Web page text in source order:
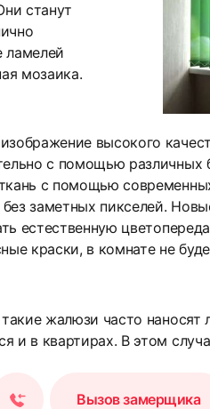
станут
ламелей
мозаика.
высокого
с помощью различных
с помощью
заметных пикселей.
естественную
краски, в комнате не
жалюзи часто наносят
и в квартирах. В этом
Вызов замерщика